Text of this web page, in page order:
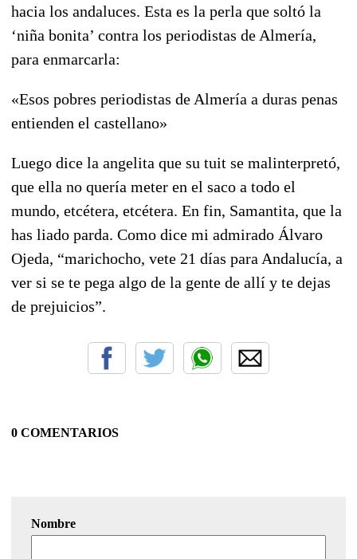
hacia los andaluces. Esta es la perla que soltó la
‘niña bonita’ contra los periodistas de Almería,
para enmarcarla:
«Esos pobres periodistas de Almería a duras penas
entienden el castellano»
Luego dice la angelita que su tuit se malinterpretó,
que ella no quería meter en el saco a todo el
mundo, etcétera, etcétera. En fin, Samantita, que la
has liado parda. Como dice mi admirado Álvaro
Ojeda, “marichocho, vete 21 días para Andalucía, a
ver si se te pega algo de la gente de allí y te dejas
de prejuicios”.
0 COMENTARIOS
Nombre